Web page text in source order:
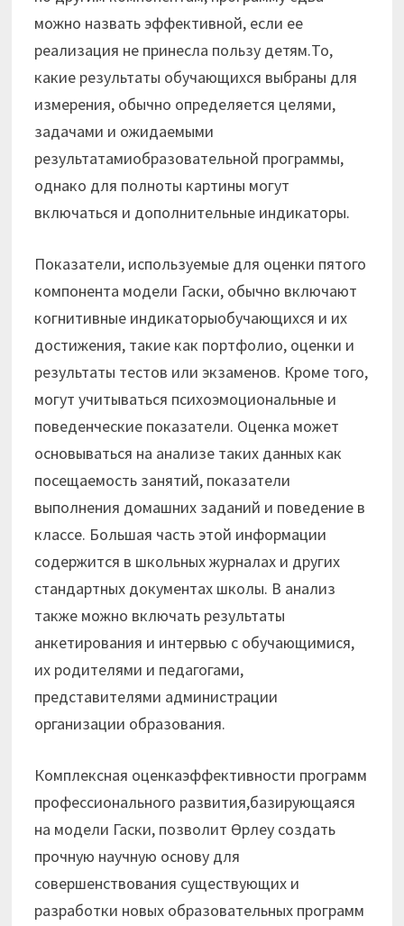
можно назвать эффективной, если ее
реализация не принесла пользу детям.То,
какие результаты обучающихся выбраны для
измерения, обычно определяется целями,
задачами и ожидаемыми
результатамиобразовательной программы,
однако для полноты картины могут
включаться и дополнительные индикаторы.
Показатели, используемые для оценки пятого
компонента модели Гаски, обычно включают
когнитивные индикаторыобучающихся и их
достижения, такие как портфолио, оценки и
результаты тестов или экзаменов. Кроме того,
могут учитываться психоэмоциональные и
поведенческие показатели. Оценка может
основываться на анализе таких данных как
посещаемость занятий, показатели
выполнения домашних заданий и поведение в
классе. Большая часть этой информации
содержится в школьных журналах и других
стандартных документах школы. В анализ
также можно включать результаты
анкетирования и интервью с обучающимися,
их родителями и педагогами,
представителями администрации
организации образования.
Комплексная оценкаэффективности программ
профессионального развития,базирующаяся
на модели Гаски, позволит Өрлеу создать
прочную научную основу для
совершенствования существующих и
разработки новых образовательных программ